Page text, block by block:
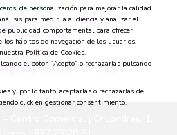
!
con ID ****581
*******400
con ID ****745
Centro Comercial | C/ Londres, 1,
de personalización para mejorar la calidad
para medir la audiencia y analizar el
publicidad comportamental para ofrecer
hábitos de navegación de los usuarios.
Política de Cookies.
el botón “Acepto” o rechazarlas pulsando
y, por lo tanto, aceptarlas o rechazarlas de
click en gestionar consentimiento.